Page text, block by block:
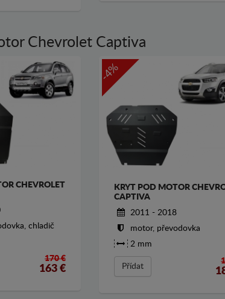
Chevrolet Captiva
CHEVROLET
chladič
170 €
163€
-4%
KRYT POD MOTOR
CAPTIVA
2011 - 2018
motor, převodovka
2 mm
Přídat